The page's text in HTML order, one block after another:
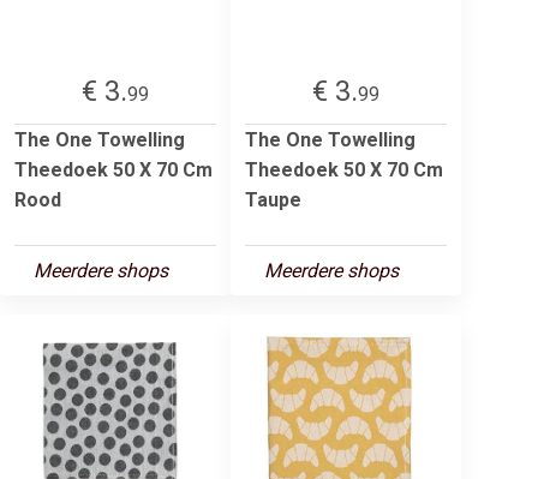
€ 3.99
The One Towelling
Theedoek 50 X 70 Cm
Rood
Meerdere shops
€ 3.99
The One Towelling
Theedoek 50 X 70 Cm
Taupe
Meerdere shops